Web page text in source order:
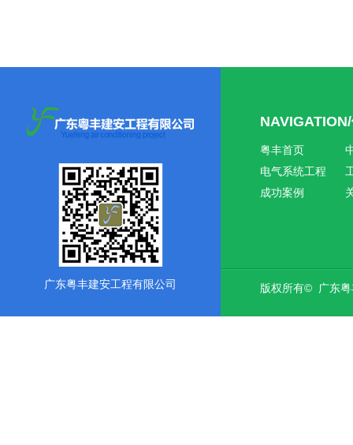
广东粤丰建安工程有限公司
粤丰首页
电气系统工程
成功案例
版权所有© 广东